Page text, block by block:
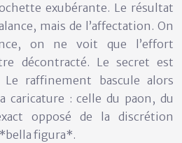
exubérante. Le résultat
mais de l’affectation. On
on ne voit que l’effort
décontracté. Le secret est
raffinement bascule alors
caricature : celle du paon, du
opposé de la discrétion
figura*.